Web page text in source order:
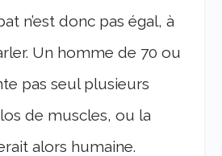
n’est donc pas égal, à
Un homme de 70 ou
pas seul plusieurs
de muscles, ou la
alors humaine.